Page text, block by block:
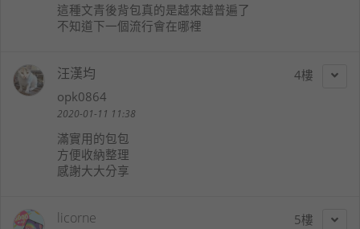
這種文青後背包真的是越來越普遍了
不知道下一個流行會在哪裡
4
汪漢均
opk0864
2020-01-11 11:38
滿實用的包包
方便收納整理
感謝大大分享
5
licorne